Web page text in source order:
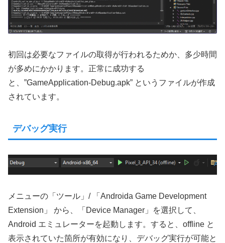
初回は必要なファイルの取得が行われるためか、多少時間
が多めにかかります。正常に成功する
と、”GameApplication-Debug.apk” というファイルが作成
されています。
デバッグ実行
メニューの「ツール」/ 「Androida Game Development
Extension」 から、「Device Manager」を選択して、
Android エミュレーターを起動します。すると、offline と
表示されていた箇所が有効になり、デバッグ実行が可能と